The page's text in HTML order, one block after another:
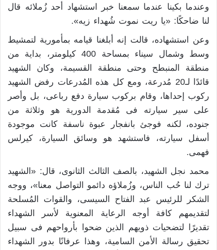
وعندما بكينا عندما سمعنا خبر استشهاد أحد زُملائه قال
لنا ضاحكًا: «يا ريت نموت شُهداء زيه».
وعن استشهاده، قالت إنه أبلغنا قيامه بمأمورية لتمشيط
وسط وشمال سيناء بمساحة 400 كيلومتر، بداية من
منطقة المنبطح وحتى منطقة القسيمة، وكان الشهيد
قائدًا لـ20 مُدرعة، ومع كل هذه المُدرعات رفض الشهيد
ركوب إحداها، وقام بركوب سيارة دفع رباعى، بل وأصر
على سير سيارته فى مُقدمة الدورية هو وثلاثة من
جنوده، لكنه فوجئ بانفجار عبوة ناسفة كانت موجودة
أسفل سيارته، فاستشهد هو وسائق السيارة، كيرلس
فهمى.
محمد نجل الشهيد، بالصف الثالث الثانوى، قال: «الشهيد
ترك لنا حُب الناس، وزُملاؤه دائمو التواصل معنا»، ووجه
الشكر للرئيس عبد الفتاح السيسى، والقوات المُسلحة
لتقديمهم كافة أوجه الرعاية المعنوية لأسر الشهداء
تقديرًا لتضحيات ذويهم الذين ضحوا بأرواحهم فى سبيل
تحقيق رسالة الأمن السامية، وهذا عرفانًا بدور الشهداء